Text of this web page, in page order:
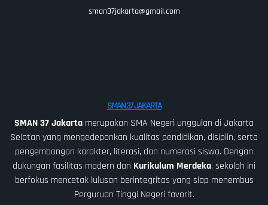
sman37jakarta@gmail.com
SMAN 37 JAKARTA
SMAN 37 Jakarta merupakan SMA Negeri unggulan di Jakarta
Selatan yang mengedepankan kualitas pendidikan, disiplin, serta
pengembangan karakter, literasi, dan numerasi siswa. Dengan
dukungan fasilitas modern dan Kurikulum Merdeka, sekolah ini
berfokus mencetak lulusan berintegritas yang siap menembus
Perguruan Tinggi Negeri favorit.